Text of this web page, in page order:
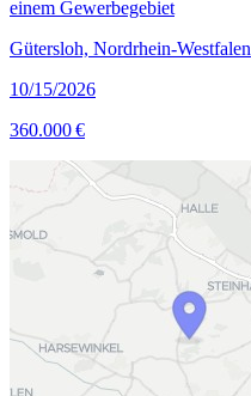
einem Gewerbegebiet
Gütersloh, Nordrhein-Westfalen
10/15/2026
360.000 €